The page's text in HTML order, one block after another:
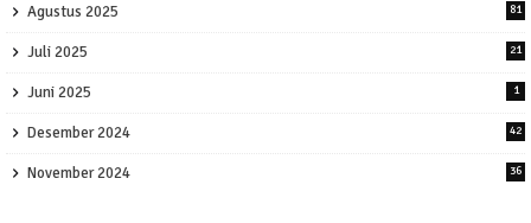
Agustus 2025 81
Juli 2025 21
Juni 2025 1
Desember 2024 42
November 2024 36